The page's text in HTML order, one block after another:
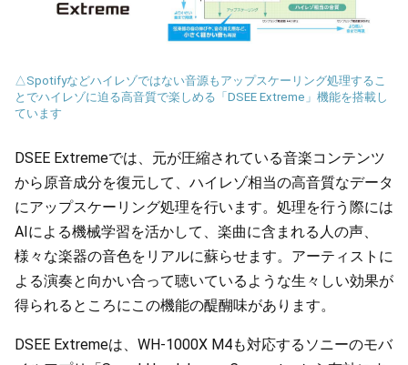
△Spotifyなどハイレゾではない音源もアップスケーリング処理するこ
とでハイレゾに迫る高音質で楽しめる「DSEE Extreme」機能を搭載し
ています
DSEE Extremeでは、元が圧縮されている音楽コンテンツ
から原音成分を復元して、ハイレゾ相当の高音質なデータ
にアップスケーリング処理を行います。処理を行う際には
AIによる機械学習を活かして、楽曲に含まれる人の声、
様々な楽器の音色をリアルに蘇らせます。アーティストに
よる演奏と向かい合って聴いているような生々しい効果が
得られるところにこの機能の醍醐味があります。
DSEE Extremeは、WH-1000X M4も対応するソニーのモバ